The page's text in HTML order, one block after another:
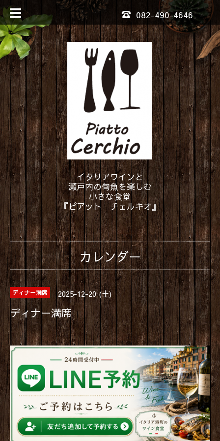
082-490-4646
イタリアワインと
瀬戸内の旬魚を楽しむ
小さな食堂
『ピアット チェルキオ』
カレンダー
ディナー満席 2025-12-20 (土)
ディナー満席